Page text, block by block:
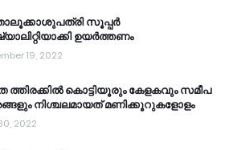
താലൂക്കാശുപത്രി സൂപ്പർ
ഉയർത്തണം
19, 2022
ത്തിരക്കിൽ കൊട്ടിയൂരും കേളകവും സമീപ
നിശ്ചലമായത് മണിക്കൂറുകളോളം
2022